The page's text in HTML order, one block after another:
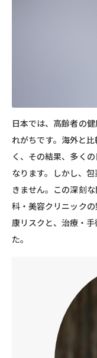
日本では、高齢者の
れがちです。海外と
く、その結果、多く
なります。しかし、
きません。この深刻
科・美容クリニック
康リスクと、治療・
た。